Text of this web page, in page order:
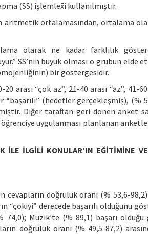
(SS) işlemlex̄i kullanılmıştır.
ortalamasından, ortalama
olarak ne kadar farklılık
SS’nin büyük olması o grubun elde
bir göstergesidir.
arası “çok az”, 21-40 arası “az”, 41-
“başarılı” (hedefler gerçekleşmiş), (%
Diğer taraftan geri dönen anket
uygulanması planlanan
İLE İLGİLİ KONULAR’IN EĞİTİMİNE
doğruluk oranı (% 53,6-
“çokiyi” derecede başarılı olduğunu
Müzik’te (% 89,1) başarı olduğu
doğruluk oranı (% 49,5-87,2)